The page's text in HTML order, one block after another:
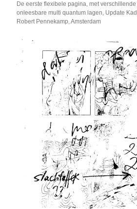
De eerste flexibele pagina, met
onleesbare multi quantum lagen, Update
Robert Pennekamp, Amsterdam